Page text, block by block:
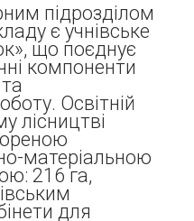
підрозділом
є учнівське
що поєднує
компоненти
Освітній
лісництві
матеріальною
216 га,
для